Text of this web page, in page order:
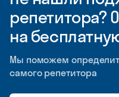
репетитора?
на
Мы поможем
самого репетитора